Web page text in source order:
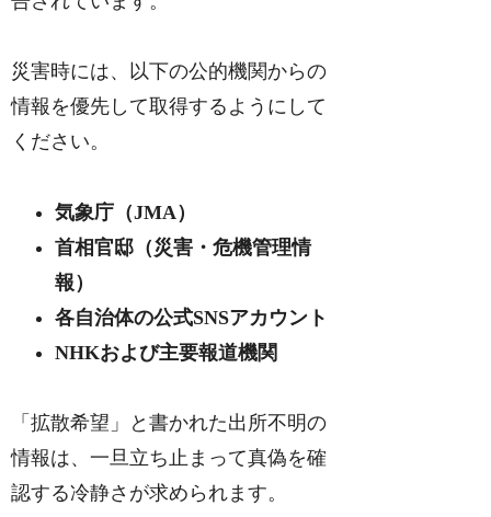
災害時には、以下の公的機関からの
情報を優先して取得するようにして
ください。
気象庁（JMA）
首相官邸（災害・危機管理情
報）
各自治体の公式SNSアカウント
NHKおよび主要報道機関
「拡散希望」と書かれた出所不明の
情報は、一旦立ち止まって真偽を確
認する冷静さが求められます。